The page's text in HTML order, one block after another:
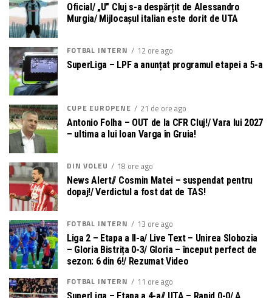
Oficial/ „U” Cluj s-a despărțit de Alessandro
Murgia/ Mijlocașul italian este dorit de UTA
FOTBAL INTERN 12 ore ago
SuperLiga – LPF a anunțat programul etapei a 5-a
CUPE EUROPENE 21 de ore ago
Antonio Folha – OUT de la CFR Cluj!/ Vara lui 2027
– ultima a lui Ioan Varga în Gruia!
DIN VOLEU 18 ore ago
News Alert// Cosmin Matei – suspendat pentru
dopaj!/ Verdictul a fost dat de TAS!
FOTBAL INTERN 13 ore ago
Liga 2 – Etapa a II-a/ Live Text – Unirea Slobozia
– Gloria Bistrița 0-3/ Gloria – început perfect de
sezon: 6 din 6!/ Rezumat Video
FOTBAL INTERN
11 ore ago